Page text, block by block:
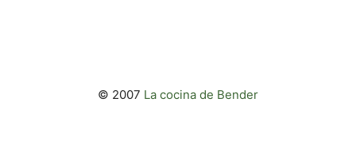
© 2007 La cocina de Bender